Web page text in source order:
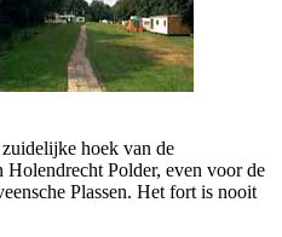
hoek van de
Holendrecht Polder, even voor de
Plassen. Het fort is nooit